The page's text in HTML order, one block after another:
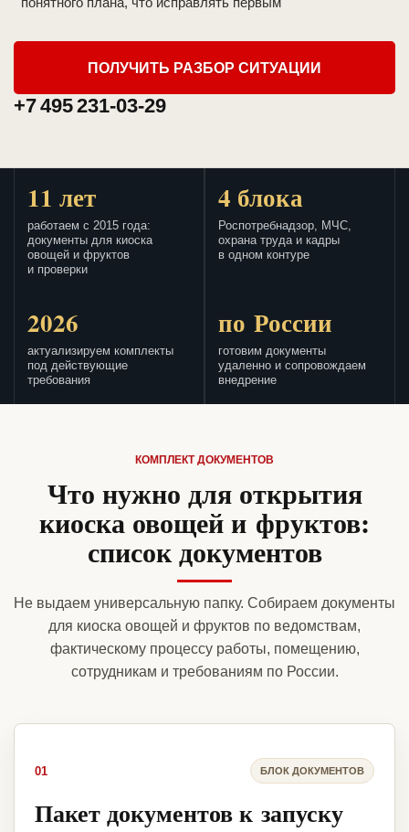
ПОЛУЧИТЬ РАЗБОР СИТУАЦИИ
+7 495 231-03-29
11 лет
работаем с 2015 года:
документы для киоска
овощей и фруктов
и проверки
4 блока
Роспотребнадзор, МЧС,
охрана труда и кадры
в одном контуре
2026
актуализируем комплекты
под действующие
требования
по России
готовим документы
удаленно и сопровождаем
внедрение
КОМПЛЕКТ ДОКУМЕНТОВ
Что нужно для открытия
киоска овощей и фруктов:
список документов
Не выдаем универсальную папку. Собираем документы
для киоска овощей и фруктов по ведомствам,
фактическому процессу работы, помещению,
сотрудникам и требованиям по России.
01 БЛОК ДОКУМЕНТОВ
Пакет документов к запуску